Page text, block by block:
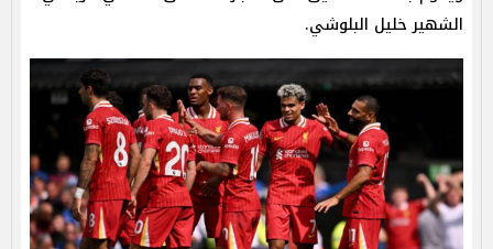
الشهير خليل البلوشي.